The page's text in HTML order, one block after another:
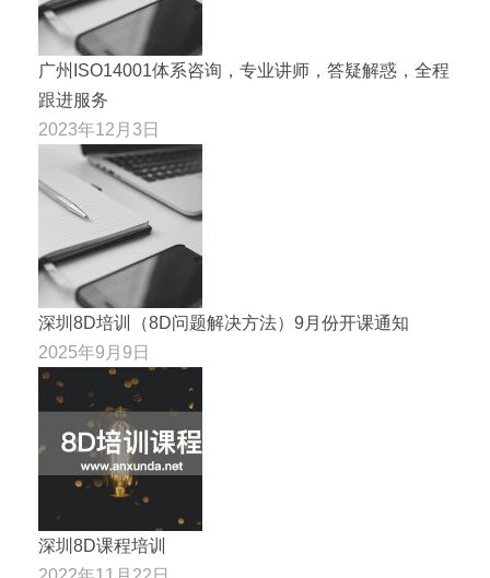
广州ISO14001体系咨询，专业讲师，答疑解惑，全程
跟进服务
2023年12月3日
深圳8D培训（8D问题解决方法）9月份开课通知
2025年9月9日
深圳8D课程培训